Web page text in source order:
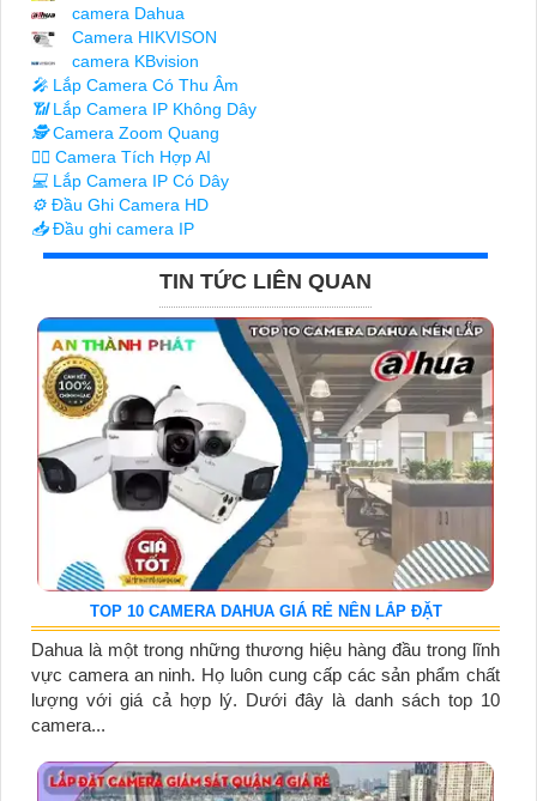
camera Dahua
Camera HIKVISON
camera KBvision
️🎤️ Lắp Camera Có Thu Âm
📶Lắp Camera IP Không Dây
🕵️Camera Zoom Quang
🧛‍♀️ Camera Tích Hợp AI
💻 Lắp Camera IP Có Dây
⚙️ Đầu Ghi Camera HD
📥Đầu ghi camera IP
TIN TỨC LIÊN QUAN
TOP 10 CAMERA DAHUA GIÁ RẺ NÊN LẮP ĐẶT
Dahua là một trong những thương hiệu hàng đầu trong lĩnh
vực camera an ninh. Họ luôn cung cấp các sản phẩm chất
lượng với giá cả hợp lý. Dưới đây là danh sách top 10
camera...